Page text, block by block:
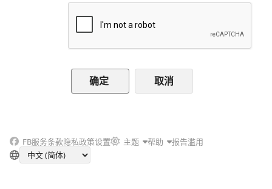
取消
FB服务条款隐私政策设置 主题 帮助 报告滥用